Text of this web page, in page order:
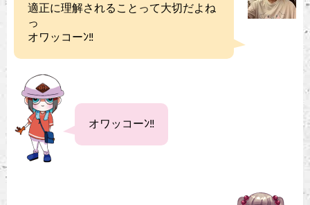
適正に理解されることって大切だよね
っ
オワッコーﾝ‼︎
オワッコーﾝ‼